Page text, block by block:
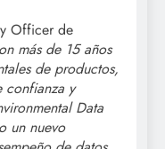
Officer de
más de 15 años
de productos,
confianza y
Data
un nuevo